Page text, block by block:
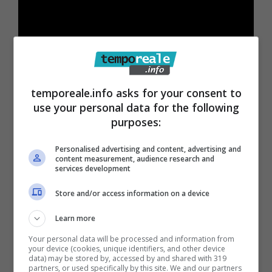
Un sopralluogo conferma l’importanza del
Ieri, un sopralluogo congiunto tra i
tecnici della Regione Lazio e quelli dell’ufficio
naturalistico del parco ha confermato
l’importanza della tutela del sito. L’assessore
Palazzo e il Direttore dell’ente parco Giorgio
De Marchis hanno potuto constatare
direttamente la ricchezza naturalistica
dell’area.
temporeale.info asks for your consent to
use your personal data for the following
purposes:
Personalised advertising and content, advertising and
content measurement, audience research and
services development
Store and/or access information on a device
Learn more
Your personal data will be processed and information from
your device (cookies, unique identifiers, and other device
data) may be stored by, accessed by and shared with 319
partners, or used specifically by this site. We and our partners